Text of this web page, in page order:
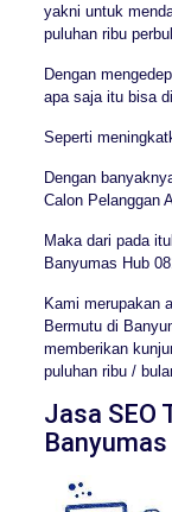
yakni untuk
puluhan ribu
Dengan
apa saja itu bisa
Seperti
Dengan
Calon Pelanggan
Maka dari pada
Banyumas Hub
Kami merupakan
Bermutu di
memberikan
puluhan ribu /
Jasa SEO